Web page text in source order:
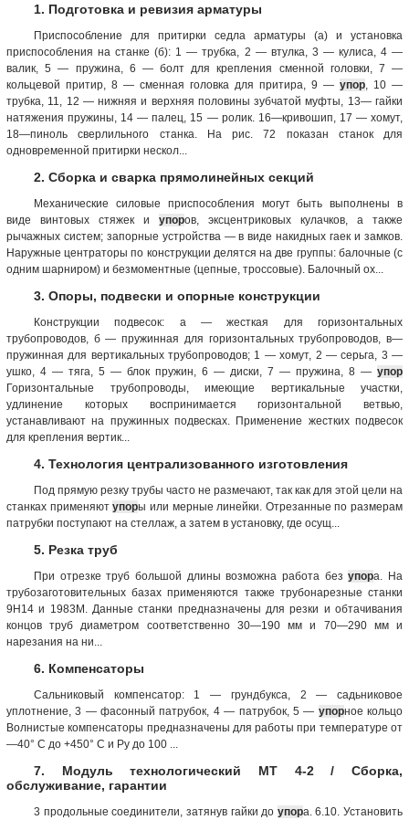
1. Подготовка и ревизия арматуры
Приспособление для притирки седла арматуры (а) и установка
приспособления на станке (б): 1 — трубка, 2 — втулка, 3 — кулиса, 4 —
валик, 5 — пружина, 6 — болт для крепления сменной головки, 7 —
кольцевой притир, 8 — сменная головка для притира, 9 — упор , 10 —
трубка, 11, 12 — нижняя и верхняя половины зубчатой муфты, 13— гайки
натяжения пружины, 14 — палец, 15 — ролик. 16—кривошип, 17 — хомут,
18—пиноль сверлильного станка. На рис. 72 показан станок для
одновременной притирки нескол...
2. Сборка и сварка прямолинейных секций
Механические силовые приспособления могут быть выполнены в
виде винтовых стяжек и упоров, эксцентриковых кулачков, а также
рычажных систем; запорные устройства — в виде накидных гаек и замков.
Наружные центраторы по конструкции делятся на две группы: балочные (с
одним шарниром) и безмоментные (цепные, троссовые). Балочный ох...
3. Опоры, подвески и опорные конструкции
Конструкции подвесок: а — жесткая для горизонтальных
трубопроводов, б — пружинная для горизонтальных трубопроводов, в—
пружинная для вертикальных трубопроводов; 1 — хомут, 2 — серьга, 3 —
ушко, 4 — тяга, 5 — блок пружин, 6 — диски, 7 — пружина, 8 — упор
Горизонтальные трубопроводы, имеющие вертикальные участки,
удлинение которых воспринимается горизонтальной ветвью,
устанавливают на пружинных подвесках. Применение жестких подвесок
для крепления вертик...
4. Технология централизованного изготовления
Под прямую резку трубы часто не размечают, так как для этой цели на
станках применяютупоры или мерные линейки. Отрезанные по размерам
патрубки поступают на стеллаж, а затем в установку, где осущ...
5. Резка труб
При отрезке труб большой длины возможна работа безупора. На
трубозаготовительных базах применяются также трубонарезные станки
9Н14 и 1983М. Данные станки предназначены для резки и обтачивания
концов труб диаметром соответственно 30—190 мм и 70—290 мм и
нарезания на ни...
6. Компенсаторы
Сальниковый компенсатор: 1 — грундбукса, 2 — садьниковое
уплотнение, 3 — фасонный патрубок, 4 — патрубок, 5 — упорное кольцо
Волнистые компенсаторы предназначены для работы при температуре от
—40° С до +450° С и Ру до 100 ...
7. Модуль технологический МТ 4-2 / Сборка,
обслуживание, гарантии
3 продольные соединители, затянув гайки до упора. 6.10. Установить